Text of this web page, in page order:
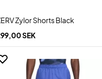
Zylor Shorts Black
SEK